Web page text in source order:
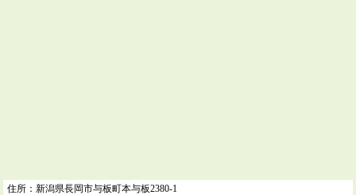
住所：新潟県長岡市与板町本与板2380-1